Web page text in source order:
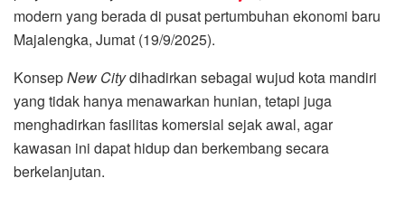
modern yang berada di pusat pertumbuhan ekonomi baru
Majalengka, Jumat (19/9/2025).
KonsepNew Citydihadirkan sebagai wujud kota mandiri
yang tidak hanya menawarkan hunian, tetapi juga
menghadirkan fasilitas komersial sejak awal, agar
kawasan ini dapat hidup dan berkembang secara
berkelanjutan.